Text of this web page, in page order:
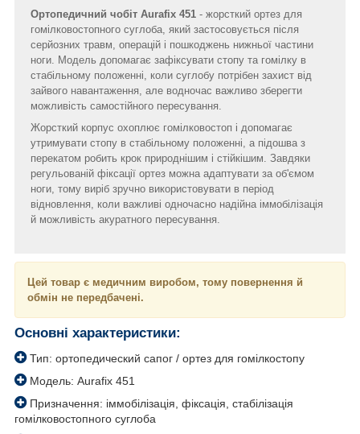
Ортопедичний чобіт Aurafix 451 - жорсткий ортез для
гомілковостопного суглоба, який застосовується після
серйозних травм, операцій і пошкоджень нижньої частини
ноги. Модель допомагає зафіксувати стопу та гомілку в
стабільному положенні, коли суглобу потрібен захист від
зайвого навантаження, але водночас важливо зберегти
можливість самостійного пересування.
Жорсткий корпус охоплює гомілковостоп і допомагає
утримувати стопу в стабільному положенні, а підошва з
перекатом робить крок природнішим і стійкішим. Завдяки
регульованій фіксації ортез можна адаптувати за об'ємом
ноги, тому виріб зручно використовувати в період
відновлення, коли важливі одночасно надійна іммобілізація
й можливість акуратного пересування.
Цей товар є медичним виробом, тому повернення й
обмін не передбачені.
Основні характеристики:
Тип: ортопедический сапог / ортез для гомілкостопу
Модель: Aurafix 451
Призначення: іммобілізація, фіксація, стабілізація
гомілковостопного суглоба